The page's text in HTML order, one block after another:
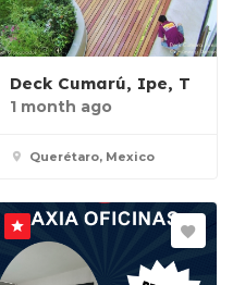
Deck Cumarú, Ipe, T
1 month ago
Querétaro, Mexico